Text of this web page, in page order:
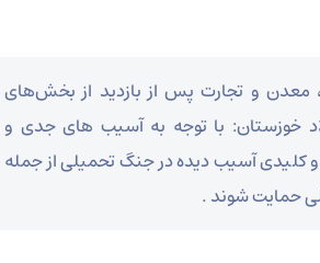
معدن و تجارت پس از بازدید از بخش‌های
خوزستان: با توجه به آسیب های جدی و
کلیدی آسیب دیده در جنگ تحمیلی از جمله
حمایت شوند .